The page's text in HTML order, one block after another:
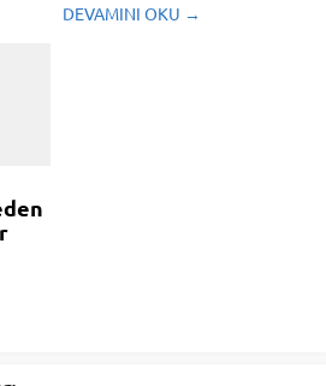
tercihler yaparak performansı
DEVAMINI OKU →